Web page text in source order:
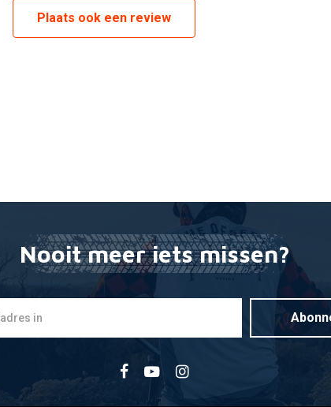
Plaats ook een review
Nooit meer iets missen?